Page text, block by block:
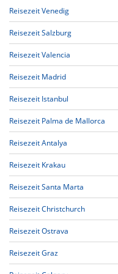
Reisezeit Venedig
Reisezeit Salzburg
Reisezeit Valencia
Reisezeit Madrid
Reisezeit Istanbul
Reisezeit Palma de Mallorca
Reisezeit Antalya
Reisezeit Krakau
Reisezeit Santa Marta
Reisezeit Christchurch
Reisezeit Ostrava
Reisezeit Graz